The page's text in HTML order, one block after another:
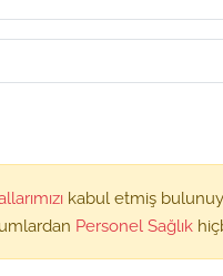
kabul etmiş
Personel Sağlık